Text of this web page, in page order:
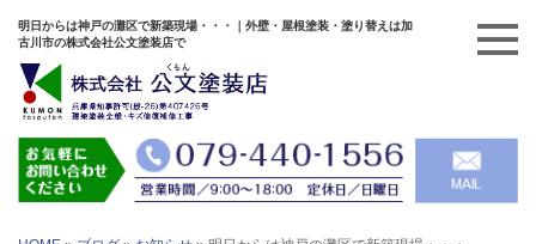
明日からは神戸の灘区で新築現場・・・｜外壁・屋根塗装・塗り替えは加
古川市の株式会社公文塗装店で